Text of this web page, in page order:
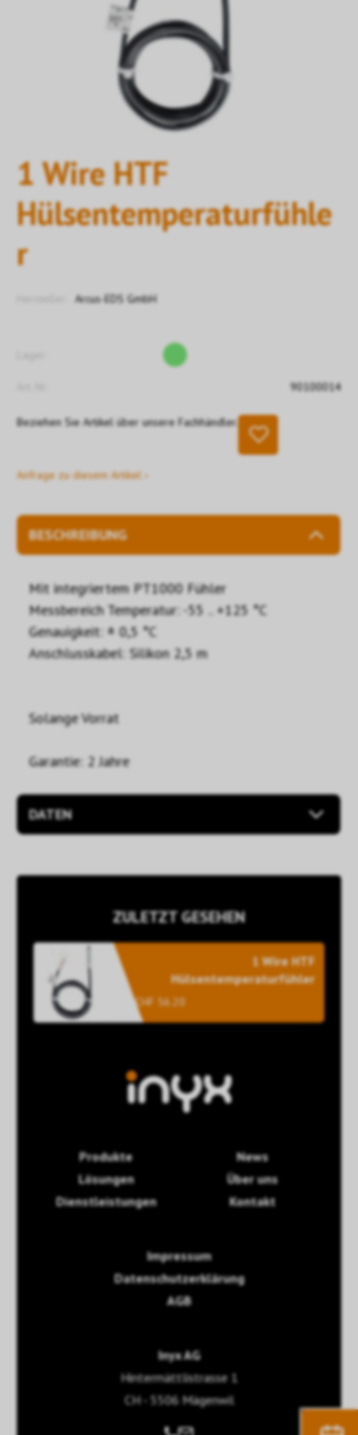
1 Wire HTF
Hülsentemperaturfühle
r
Arcus-EDS GmbH
90100014
Beziehen Sie Artikel über unsere Fachhändler.
Anfrage zu diesem Artikel ›
BESCHREIBUNG
Mit integriertem PT1000 Fühler
Messbereich Temperatur: -55 .. +125 °C
Genauigkeit: ± 0,5 °C
Anschlusskabel: Silikon 2,5 m
Solange Vorrat
Garantie: 2 Jahre
DATEN
ZULETZT GESEHEN
1 Wire HTF
Hülsentemperaturfühler
CHF 56.20
Produkte
Lösungen
Dienstleistungen
News
Über uns
Kontakt
Impressum
Datenschutzerklärung
AGB
Inyx AG
Hintermättlistrasse 1
CH - 5506 Mägenwil